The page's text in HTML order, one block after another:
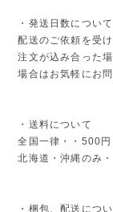
・発送日数について
配送のご依頼を受
注文が込み合った
場合はお気軽にお
・送料について
全国一律・・500円
北海道・沖縄のみ
・梱包、配送につ